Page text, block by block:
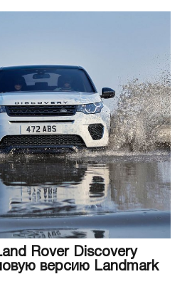
Rover Discovery
версию Landmark